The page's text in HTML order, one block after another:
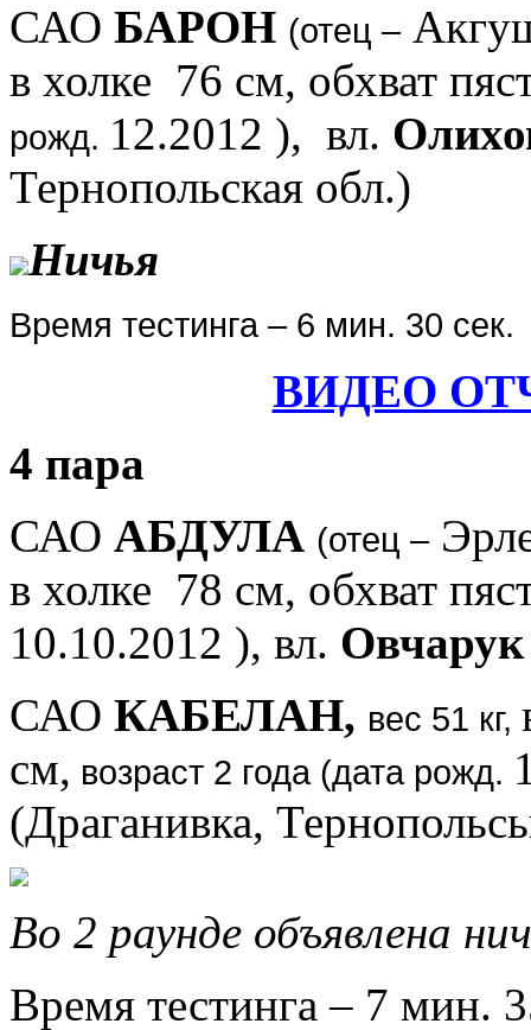
САО БАРОН (отец –
в холке 76 см, обхват
рожд. 12.2012 ), вл.
Тернопольская обл.)
Ничья
Время тестинга – 6 мин. 30 сек.
ВИДЕО
4 пара
САО АБДУЛА (отец –
в холке 78 см, обхват
10.10.2012 ), вл.
САО КАБЕЛАН, вес 51 кг,
см, возраст 2 года (дата рожд.
(Драганивка,
Во 2 раунде объявлена
Время тестинга – 7 мин.